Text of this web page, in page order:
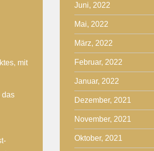
mit
das
Juni, 2022
Mai, 2022
März, 2022
Februar, 2022
Januar, 2022
Dezember, 2021
November, 2021
Oktober, 2021